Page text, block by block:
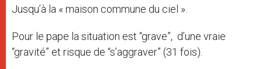
Jusqu’à la « maison commune du ciel ».
Pour le pape la situation est “grave”, d’une vraie
“gravité” et risque de “s’aggraver” (31 fois).